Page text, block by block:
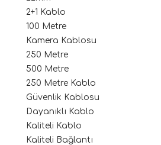
2+1 Kablo
100 Metre
Kamera Kablosu
250 Metre
500 Metre
250 Metre Kablo
Güvenlik Kablosu
Dayanıklı Kablo
Kaliteli Kablo
Kaliteli Bağlantı